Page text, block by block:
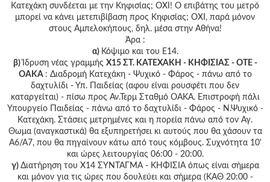
Κατεχάκη συνδέεται με την Κηφισίας; ΟΧΙ! Ο επιβάτης του μετρό
μπορεί να κάνει μετεπιβίβαση προς Κηφισίας; ΟΧΙ, παρά μόνον
στους Αμπελοκήπους, δηλ. μέσα στην Αθήνα!
Άρα :
α) Κόψιμο και του Ε14.
β)Ίδρυση νέας γραμμής Χ15 ΣΤ. ΚΑΤΕΧΑΚΗ - ΚΗΦΙΣΙΑΣ - ΟΤΕ -
ΟΑΚΑ : Διαδρομή Κατεχάκη - Ψυχικό - Φάρος - πάνω από το
δαχτυλίδι - Υπ. Παιδείας (αφου είναι ρουσφέτι που δεν
καταργείται) - πίσω προς Αν.Τερμ Σταθμό ΟΑΚΑ. Επιστροφή πάλι
Υπουργείο Παιδείας - πάνω από το δαχτυλίδι - Φάρος - Ν.Ψυχικό -
Κατεχάκη. Στάσεις μετρημένες και η πορεία πάνω από τον Αγ.
Θωμα (αναγκαστικά) θα εξυπηρετήσει κι αυτούς που θα χάσουν τα
Α6/Α7, που θα πηγαίνουν κάτω από τους κόμβους. Συχνότητα 10'
και ώρες λειτουργίας 06:00 - 20:00.
γ) Διατήρηση του Χ14 ΣΥΝΤΑΓΜΑ - ΚΗΦΙΣΙΑ όπως είναι σήμερα
και μόνον για τις ώρες που δουλεύει και σήμερα (ΚΑΘ 20:00 -